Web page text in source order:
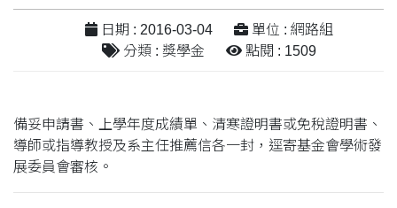
日期 : 2016-03-04
單位 : 網路組
分類 : 獎學金
點閱 : 1509
備妥申請書、上學年度成績單、清寒證明書或免稅證明書、
導師或指導教授及系主任推薦信各一封，逕寄基金會學術發
展委員會審核。